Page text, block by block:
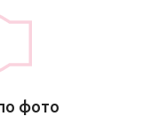
фото